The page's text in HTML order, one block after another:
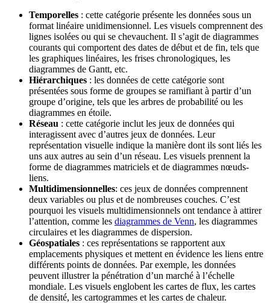
Temporelles : cette catégorie présente les données sous un
format linéaire unidimensionnel. Les visuels comprennent des
lignes isolées ou qui se chevauchent. Il s’agit de diagrammes
courants qui comportent des dates de début et de fin, tels que
les graphiques linéaires, les frises chronologiques, les
diagrammes de Gantt, etc.
Hiérarchiques : les données de cette catégorie sont
présentées sous forme de groupes se ramifiant à partir d’un
groupe d’origine, tels que les arbres de probabilité ou les
diagrammes en étoile.
Réseau : cette catégorie inclut les jeux de données qui
interagissent avec d’autres jeux de données. Leur
représentation visuelle indique la manière dont ils sont liés les
uns aux autres au sein d’un réseau. Les visuels prennent la
forme de diagrammes matriciels et de diagrammes nœuds-
liens.
Multidimensionnelles: ces jeux de données comprennent
deux variables ou plus et de nombreuses couches. C’est
pourquoi les visuels multidimensionnels ont tendance à attirer
l’attention, comme les diagrammes de Venn, les diagrammes
circulaires et les diagrammes de dispersion.
Géospatiales : ces représentations se rapportent aux
emplacements physiques et mettent en évidence les liens entre
différents points de données. Par exemple, les données
peuvent illustrer la pénétration d’un marché à l’échelle
mondiale. Les visuels englobent les cartes de flux, les cartes
de densité, les cartogrammes et les cartes de chaleur.